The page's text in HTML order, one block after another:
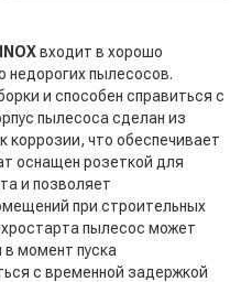
INOXвходит в хорошо
пылесосов.
и способен справиться с
пылесоса сделан из
коррозии, что обеспечивает
оснащен розеткой для
и позволяет
при строительных
пылесос может
момент пуска
с временной задержкой